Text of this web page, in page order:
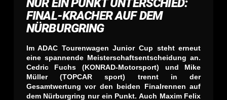
FINAL-KRACHER AUF DEM
NÜRBURGRING
Im ADAC Tourenwagen Junior Cup steht erneut
eine spannende Meisterschaftsentscheidung an.
Cedric Fuchs (KONRAD-Motorsport) und Mike
Müller (TOPCAR sport) trennt in der
Gesamtwertung vor den beiden Finalrennen auf
dem Nürburgring nur ein Punkt. Auch Maxim Felix